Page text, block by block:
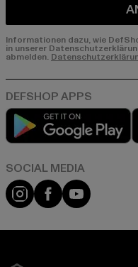
Informationen dazu, wie
in unserer
abmelden.
Instagram
FacebookYouTube